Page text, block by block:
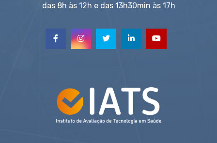
das 8h às 12h e das 13h30min às 17h